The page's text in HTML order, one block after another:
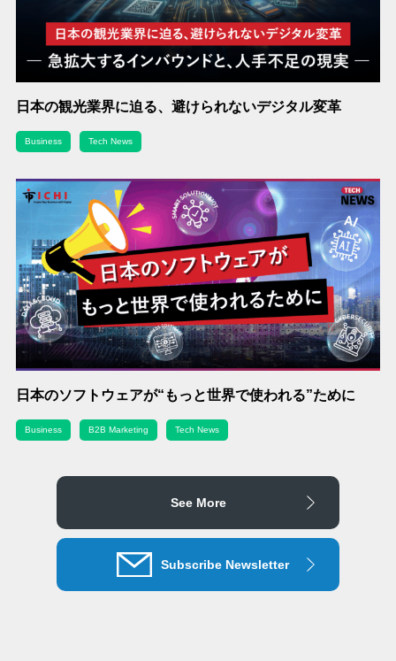
日本の観光業界に迫る、避けられないデジタル変革
Business Tech News
日本のソフトウェアが“もっと世界で使われる”ために
Business B2B Marketing Tech News
See More
Subscribe Newsletter